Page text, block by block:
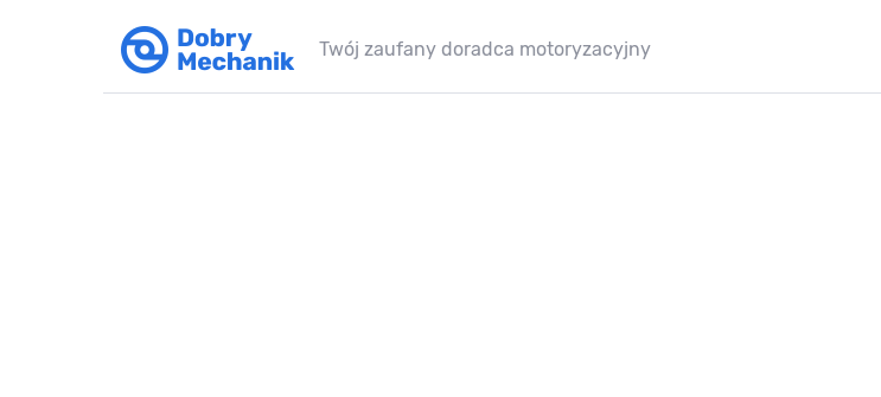
Twój zaufany doradca motoryzacyjny